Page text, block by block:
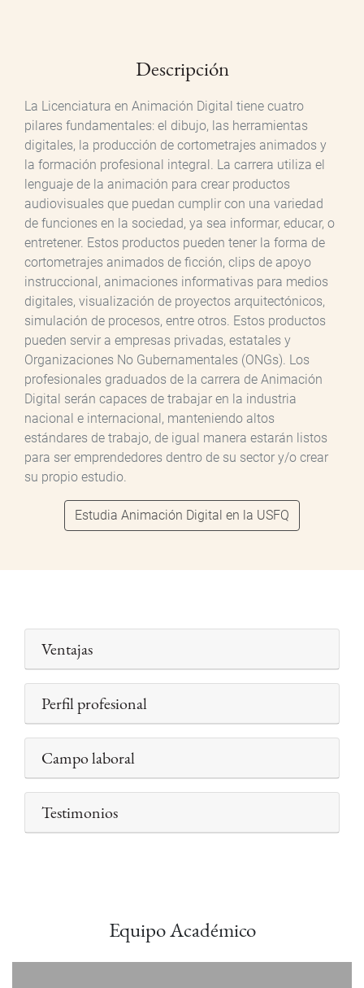
Descripción
La Licenciatura en Animación Digital tiene cuatro
pilares fundamentales: el dibujo, las herramientas
digitales, la producción de cortometrajes animados y
la formación profesional integral. La carrera utiliza el
lenguaje de la animación para crear productos
audiovisuales que puedan cumplir con una variedad
de funciones en la sociedad, ya sea informar, educar, o
entretener. Estos productos pueden tener la forma de
cortometrajes animados de ficción, clips de apoyo
instruccional, animaciones informativas para medios
digitales, visualización de proyectos arquitectónicos,
simulación de procesos, entre otros. Estos productos
pueden servir a empresas privadas, estatales y
Organizaciones No Gubernamentales (ONGs). Los
profesionales graduados de la carrera de Animación
Digital serán capaces de trabajar en la industria
nacional e internacional, manteniendo altos
estándares de trabajo, de igual manera estarán listos
para ser emprendedores dentro de su sector y/o crear
su propio estudio.
Estudia Animación Digital en la USFQ
Ventajas
Perfil profesional
Campo laboral
Testimonios
Equipo Académico